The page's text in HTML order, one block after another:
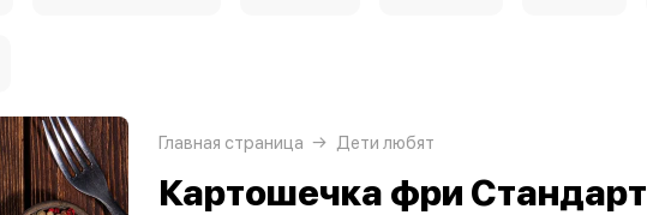
Главная страница Дети любят
Картошечка фри Стандарт